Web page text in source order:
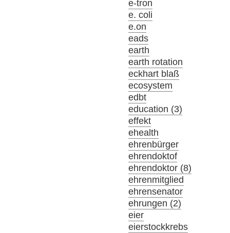
e-tron
e. coli
e.on
eads
earth
earth rotation
eckhart blaß
ecosystem
edbt
education (3)
effekt
ehealth
ehrenbürger
ehrendoktof
ehrendoktor (8)
ehrenmitglied
ehrensenator
ehrungen (2)
eier
eierstockkrebs